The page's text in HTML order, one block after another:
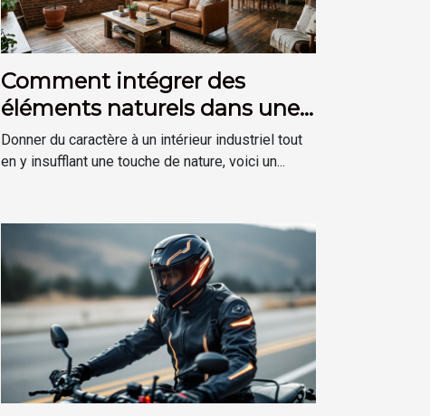
Comment intégrer des
éléments naturels dans une
décoration de style industriel
?
Donner du caractère à un intérieur industriel tout
en y insufflant une touche de nature, voici un...